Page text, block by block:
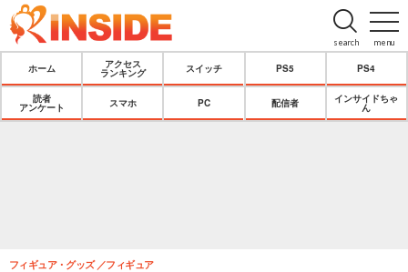
menu
search
ホーム
アクセス
ランキング
スイッチ PS5 PS4
読者
アンケート
スマホ PC 配信者
インサイドちゃ
ん
フィギュア・グッズ フィギュア